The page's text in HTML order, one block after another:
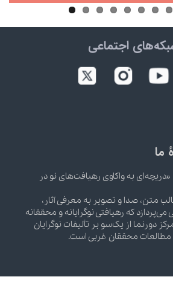
اجتماعی
ما
به واکاوی رهیافت‌های نو در
متن، صدا و تصویر به معرفی آثار،
که رهیافتی نوگرایانه و محققانه
دورنما از یک‌سو بر تألیفات نوگرایان
مطالعات محققان غربی است.